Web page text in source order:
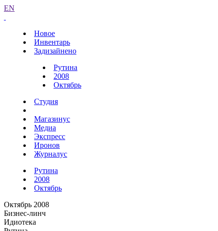
EN
Новое
Инвентарь
Задизайнено
Рутина
2008
Октябрь
Студия
Магазинус
Медиа
Экспресс
Иронов
Журналус
Рутина
2008
Октябрь
Октябрь 2008
Бизнес-линч
Идиотека